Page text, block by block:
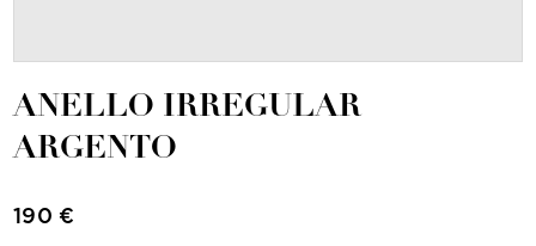
ANELLO IRREGULAR
ARGENTO
190 €